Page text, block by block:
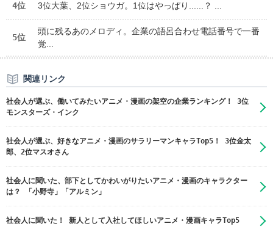
4位 3位大葉、2位ショウガ。1位はやっぱり......？ ...
5位
頭に残るあのメロディ。企業の語呂合わせ電話番号で一番
覚...
関連リンク
社会人が選ぶ、働いてみたいアニメ・漫画の架空の企業ランキング！ 3位
モンスターズ・インク
社会人が選ぶ、好きなアニメ・漫画のサラリーマンキャラTop5！ 3位金太
郎、2位マスオさん
社会人に聞いた、部下としてかわいがりたいアニメ・漫画のキャラクター
は？ 「小野寺」「アルミン」
社会人に聞いた！ 新人として入社してほしいアニメ・漫画キャラTop5